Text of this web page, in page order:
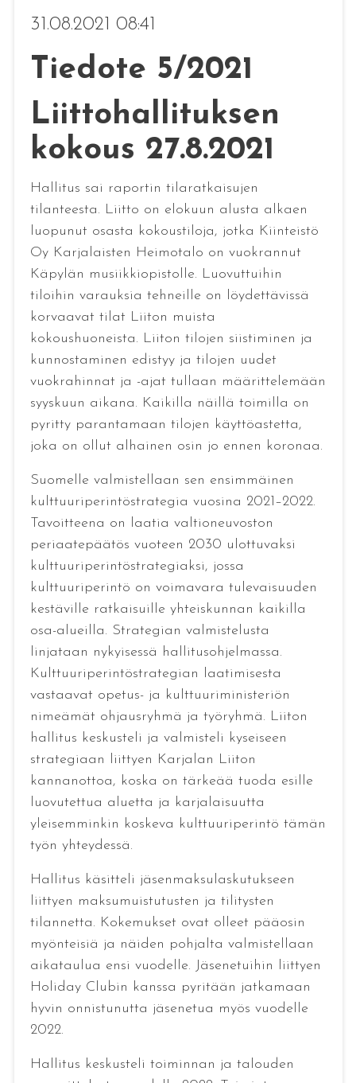
31.08.2021 08:41
Tiedote 5/2021
Liittohallituksen
kokous 27.8.2021
Hallitus sai raportin tilaratkaisujen
tilanteesta. Liitto on elokuun alusta alkaen
luopunut osasta kokoustiloja, jotka Kiinteistö
Oy Karjalaisten Heimotalo on vuokrannut
Käpylän musiikkiopistolle. Luovuttuihin
tiloihin varauksia tehneille on löydettävissä
korvaavat tilat Liiton muista
kokoushuoneista. Liiton tilojen siistiminen ja
kunnostaminen edistyy ja tilojen uudet
vuokrahinnat ja -ajat tullaan määrittelemään
syyskuun aikana. Kaikilla näillä toimilla on
pyritty parantamaan tilojen käyttöastetta,
joka on ollut alhainen osin jo ennen koronaa.
Suomelle valmistellaan sen ensimmäinen
kulttuuriperintöstrategia vuosina 2021–2022.
Tavoitteena on laatia valtioneuvoston
periaatepäätös vuoteen 2030 ulottuvaksi
kulttuuriperintöstrategiaksi, jossa
kulttuuriperintö on voimavara tulevaisuuden
kestäville ratkaisuille yhteiskunnan kaikilla
osa-alueilla. Strategian valmistelusta
linjataan nykyisessä hallitusohjelmassa.
Kulttuuriperintöstrategian laatimisesta
vastaavat opetus- ja kulttuuriministeriön
nimeämät ohjausryhmä ja työryhmä. Liiton
hallitus keskusteli ja valmisteli kyseiseen
strategiaan liittyen Karjalan Liiton
kannanottoa, koska on tärkeää tuoda esille
luovutettua aluetta ja karjalaisuutta
yleisemminkin koskeva kulttuuriperintö tämän
työn yhteydessä.
Hallitus käsitteli jäsenmaksulaskutukseen
liittyen maksumuistutusten ja tilitysten
tilannetta. Kokemukset ovat olleet pääosin
myönteisiä ja näiden pohjalta valmistellaan
aikataulua ensi vuodelle. Jäsenetuihin liittyen
Holiday Clubin kanssa pyritään jatkamaan
hyvin onnistunutta jäsenetua myös vuodelle
2022.
Hallitus keskusteli toiminnan ja talouden